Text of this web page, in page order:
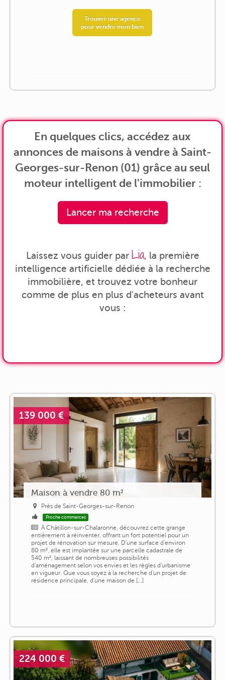
Trouver une agence
pour vendre mon bien
En quelques clics, accédez aux
annonces de maisons à vendre à Saint-
Georges-sur-Renon (01) grâce au seul
moteur intelligent de l'immobilier :
Lancer ma recherche
Laissez vous guider par Lia, la première
intelligence artificielle dédiée à la recherche
immobilière, et trouvez votre bonheur
comme de plus en plus d'acheteurs avant
vous :
139 000 €
Maison à vendre 80 m²
Près de Saint-Georges-sur-Renon
Proche commerces
À Châtillon-sur-Chalaronne, découvrez cette grange
entièrement à réinventer, offrant un fort potentiel pour un
projet de rénovation sur mesure. D'une surface d'environ
80 m², elle est implantée sur une parcelle cadastrale de
540 m², laissant de nombreuses possibilités
d'aménagement selon vos envies et les règles d'urbanisme
en vigueur. Que vous soyez à la recherche d'un projet de
résidence principale, d'une maison de [...]
224 000 €